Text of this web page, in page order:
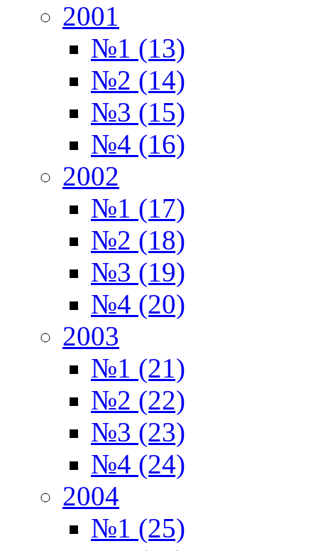
2001
№1 (13)
№2 (14)
№3 (15)
№4 (16)
2002
№1 (17)
№2 (18)
№3 (19)
№4 (20)
2003
№1 (21)
№2 (22)
№3 (23)
№4 (24)
2004
№1 (25)